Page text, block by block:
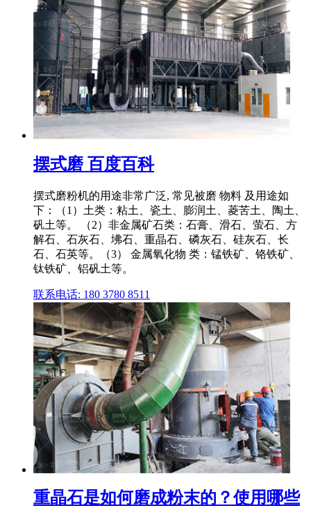
摆式磨 百度百科
摆式磨粉机的用途非常广泛, 常见被磨 物料 及用途如
下：（1）土类：粘土、瓷土、膨润土、菱苦土、陶土、
矾土等。 （2）非金属矿石类：石膏、滑石、萤石、方
解石、石灰石、坲石、重晶石、磷灰石、硅灰石、长
石、石英等。（3） 金属氧化物 类：锰铁矿、铬铁矿、
钛铁矿、铝矾土等。
联系电话: 180 3780 8511
重晶石是如何磨成粉末的？使用哪些